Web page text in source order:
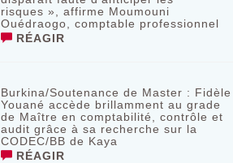
risques », affirme Moumouni
Ouédraogo, comptable professionnel
RÉAGIR
Burkina/Soutenance de Master : Fidèle
Youané accède brillamment au grade
de Maître en comptabilité, contrôle et
audit grâce à sa recherche sur la
CODEC/BB de Kaya
RÉAGIR